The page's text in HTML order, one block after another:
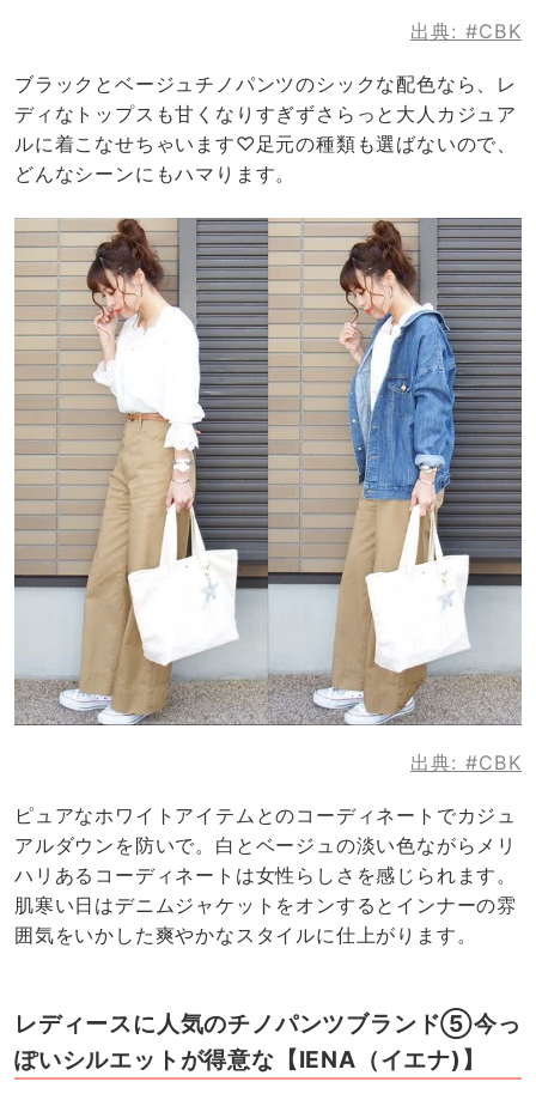
出典: #CBK
ブラックとベージュチノパンツのシックな配色なら、レ
ディなトップスも甘くなりすぎずさらっと大人カジュア
ルに着こなせちゃいます♡足元の種類も選ばないので、
どんなシーンにもハマります。
出典: #CBK
ピュアなホワイトアイテムとのコーディネートでカジュ
アルダウンを防いで。白とベージュの淡い色ながらメリ
ハリあるコーディネートは女性らしさを感じられます。
肌寒い日はデニムジャケットをオンするとインナーの雰
囲気をいかした爽やかなスタイルに仕上がります。
レディースに人気のチノパンツブランド⑤今っ
ぽいシルエットが得意な【IENA（イエナ)】